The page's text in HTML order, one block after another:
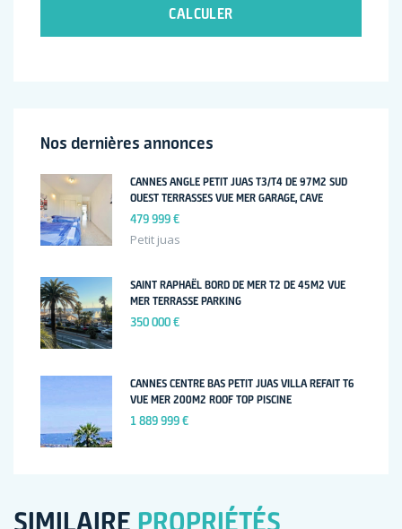
CALCULER
Nos dernières annonces
CANNES ANGLE PETIT JUAS T3/T4 DE 97M2 SUD
OUEST TERRASSES VUE MER GARAGE, CAVE
479 999 €
Petit juas
SAINT RAPHAËL BORD DE MER T2 DE 45M2 VUE
MER TERRASSE PARKING
350 000 €
CANNES CENTRE BAS PETIT JUAS VILLA REFAIT T6
VUE MER 200M2 ROOF TOP PISCINE
1 889 999 €
SIMILAIRE PROPRIÉTÉS